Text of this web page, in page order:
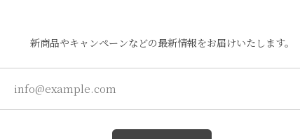
新商品やキャンペーンなどの最新情報をお届けいたします。